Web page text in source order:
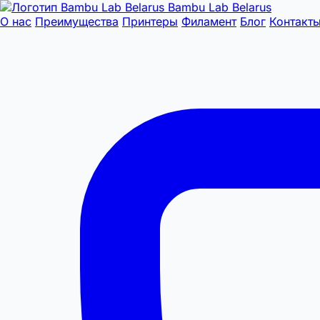
Bambu Lab Belarus
О нас Преимущества Принтеры Филамент Блог